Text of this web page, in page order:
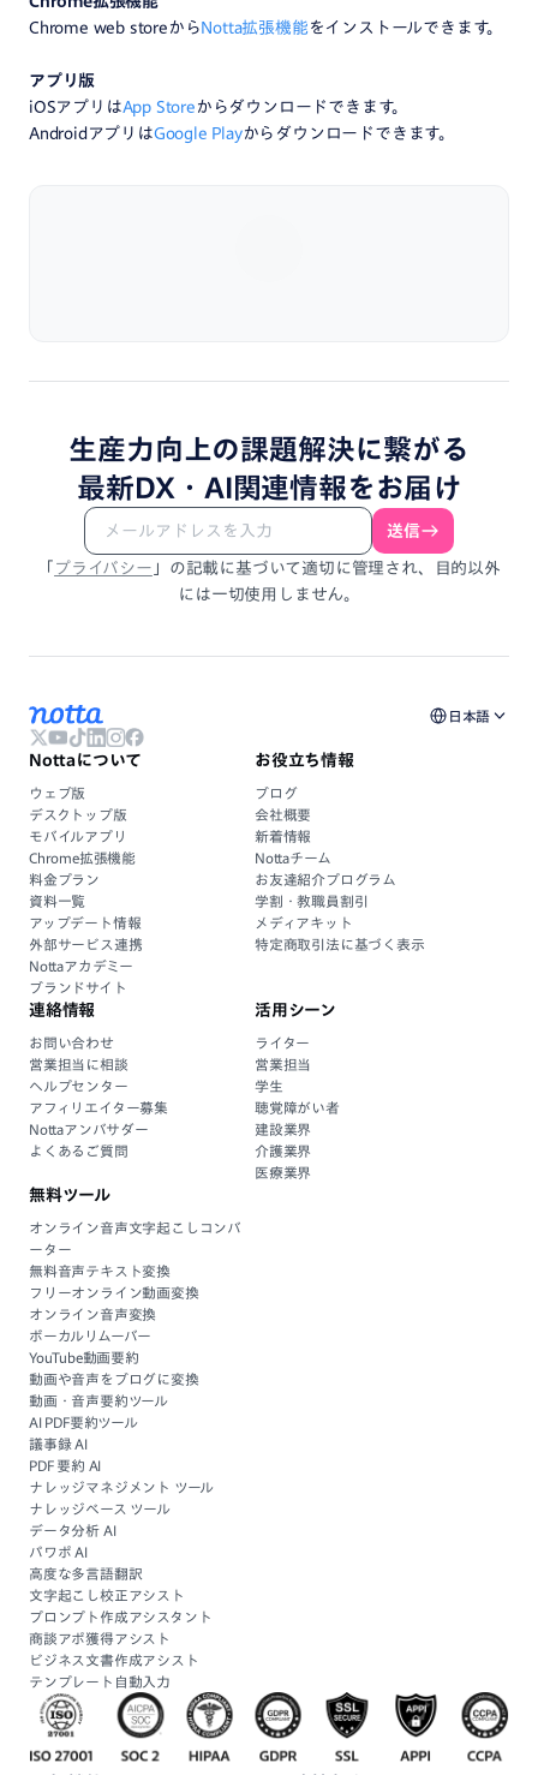
Chrome web storeから Notta拡張機能をインストールできます。
アプリ版
iOSアプリはApp Store からダウンロードできます。
AndroidアプリはGoogle Playからダウンロードできます。
生産力向上の課題解決に繋がる
最新DX・ AI関連情報を お届け
送信
「 プライバシー 」 の記載に基づいて適切に管理され、
目的以外
には一切使用しません。
日本語
Nottaについて
ウェブ版
デスクトップ版
モバイルアプリ
Chrome拡張機能
料金プラン
資料一覧
アップデート情報
外部サービス連携
Nottaアカデミー
ブランドサイト
お役立ち情報
ブログ
会社概要
新着情報
Nottaチーム
お友達紹介プログラム
学割・教職員割引
メディアキット
特定商取引法に基づく表示
連絡情報
お問い合わせ
営業担当に相談
ヘルプセンター
アフィリエイター募集
Nottaアンバサダー
よくあるご質問
活用シーン
ライター
営業担当
学生
聴覚障がい者
建設業界
介護業界
医療業界
無料ツール
オンライン音声文字起こしコンバ
ーター
無料音声テキスト変換
フリーオンライン動画変換
オンライン音声変換
ボーカルリムーバー
YouTube動画要約
動画や音声をブログに変換
動画・音声要約ツール
AI PDF要約ツール
議事録 AI
PDF 要約 AI
ナレッジマネジメント ツール
ナレッジベース ツール
データ分析 AI
パワポ AI
高度な多言語翻訳
文字起こし校正アシスト
プロンプト作成アシスタント
商談アポ獲得アシスト
ビジネス文書作成アシスト
テンプレート自動入力